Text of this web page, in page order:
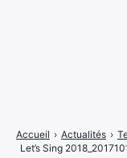
Accueil › Actualités ›
Let’s Sing